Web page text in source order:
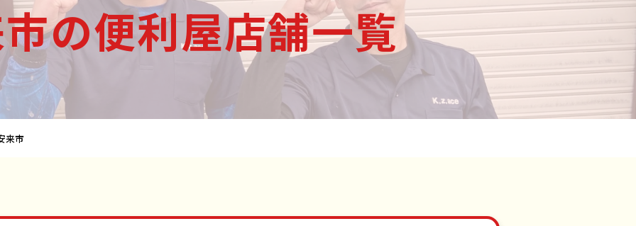
の便利屋店舗一覧
来市